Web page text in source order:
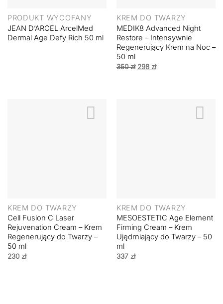
PRODUKT WYCOFANY
JEAN D’ARCEL ArcelMed
Dermal Age Defy Rich 50 ml
KREM DO TWARZY
MEDIK8 Advanced Night
Restore – Intensywnie
Regenerujący Krem na Noc –
50 ml
350zł Pierwotna
cena
298 złAktualna
cena
KREM DO TWARZY
Cell Fusion C Laser
Rejuvenation Cream – Krem
Regenerujący do Twarzy –
50 ml
230 zł
KREM DO TWARZY
MESOESTETIC Age Element
Firming Cream – Krem
Ujędrniający do Twarzy – 50
ml
337 zł